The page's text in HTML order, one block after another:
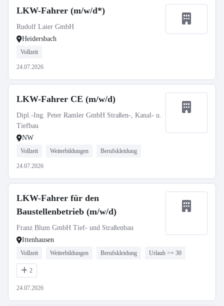
LKW-Fahrer (m/w/d*)
Rudolf Laier GmbH
Heidersbach
Vollzeit
24.07.2026
LKW-Fahrer CE (m/w/d)
Dipl.-Ing. Peter Ramler GmbH Straßen-, Kanal- u.
Tiefbau
NW
Vollzeit Weiterbildungen Berufskleidung
24.07.2026
LKW-Fahrer für den
Baustellenbetrieb (m/w/d)
Franz Blum GmbH Tief- und Straßenbau
Ittenhausen
Vollzeit Weiterbildungen Berufskleidung Urlaub >= 30
2
24.07.2026